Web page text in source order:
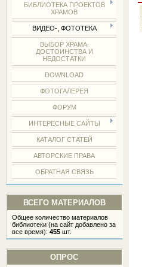
БИБЛИОТЕКА ПРОЕКТОВ
ХРАМОВ
ВИДЕО-, ФОТОТЕКА
ВЫБОР ХРАМА.
ДОСТОИНСТВА И
НЕДОСТАТКИ
DOWNLOAD
ФОТОГАЛЕРЕЯ
ФОРУМ
ИНТЕРЕСНЫЕ САЙТЫ
КАТАЛОГ СТАТЕЙ
АВТОРСКИЕ ПРАВА
ОБРАТНАЯ СВЯЗЬ
ВСЕГО МАТЕРИАЛОВ
Общее количество материалов
библиотеки (на сайт добавлено за
все время):455 шт.
ОПРОС